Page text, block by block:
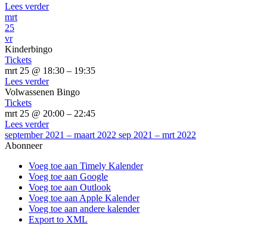
Lees verder
mrt
25
vr
Kinderbingo
Tickets
mrt 25 @ 18:30 – 19:35
Lees verder
Volwassenen Bingo
Tickets
mrt 25 @ 20:00 – 22:45
Lees verder
september 2021 – maart 2022 sep 2021 – mrt 2022
Abonneer
Voeg toe aan Timely Kalender
Voeg toe aan Google
Voeg toe aan Outlook
Voeg toe aan Apple Kalender
Voeg toe aan andere kalender
Export to XML